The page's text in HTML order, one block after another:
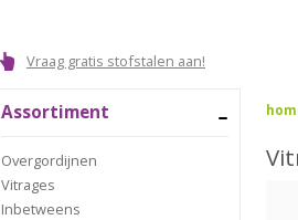
Vraag gratis stofstalen aan!
Assortiment
Overgordijnen
Vitrages
Inbetweens